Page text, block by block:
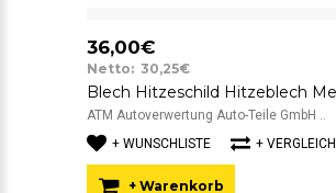
36,00€
Netto: 30,25€
ATM Autoverwertung Auto-Teile GmbH ..
+ WUNSCHLISTE
+ VERGLEICH
+ Warenkorb